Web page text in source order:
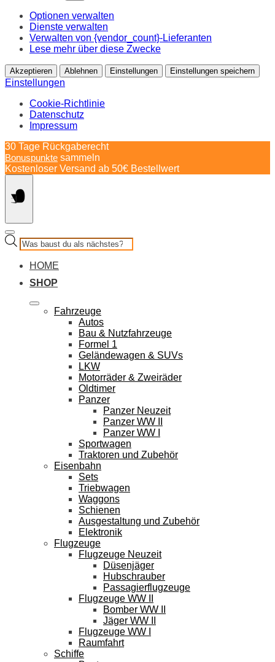
Optionen verwalten
Dienste verwalten
Verwalten von {vendor_count}-Lieferanten
Lese mehr über diese Zwecke
Akzeptieren Ablehnen Einstellungen Einstellungen speichern
Einstellungen
Cookie-Richtlinie
Datenschutz
Impressum
Springe
zum
Inhalt
30 Tage Rückgaberecht
Bonuspunkte sammeln
Kostenloser Versand ab 50€ Bestellwert
Products
search
HOME
SHOP
Fahrzeuge
Autos
Bau & Nutzfahrzeuge
Formel 1
Geländewagen & SUVs
LKW
Motorräder & Zweiräder
Oldtimer
Panzer
Panzer Neuzeit
Panzer WW II
Panzer WW I
Sportwagen
Traktoren und Zubehör
Eisenbahn
Sets
Triebwagen
Waggons
Schienen
Ausgestaltung und Zubehör
Elektronik
Flugzeuge
Flugzeuge Neuzeit
Düsenjäger
Hubschrauber
Passagierflugzeuge
Flugzeuge WW II
Bomber WW II
Jäger WW II
Flugzeuge WW I
Raumfahrt
Schiffe